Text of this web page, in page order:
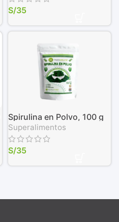
S/35
Spirulina en Polvo, 100 g
Superalimentos
S/35